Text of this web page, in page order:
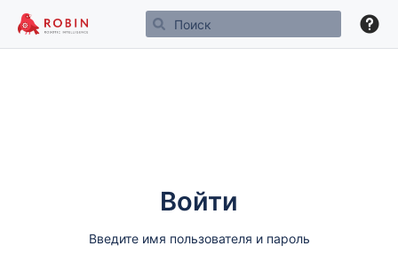
Войти
Введите имя пользователя и пароль